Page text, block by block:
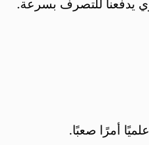
يدفعنا للتصرف بسرعة.
أمرًا صعبًا.